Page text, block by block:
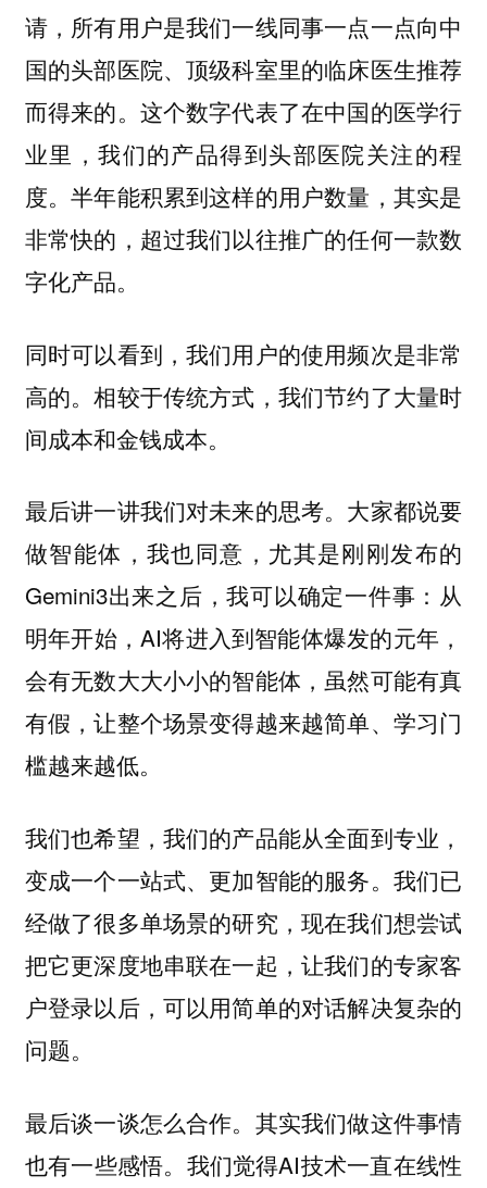
请，所有用户是我们一线同事一点一点向中
国的头部医院、顶级科室里的临床医生推荐
而得来的。这个数字代表了在中国的医学行
业里，我们的产品得到头部医院关注的程
度。半年能积累到这样的用户数量，其实是
非常快的，超过我们以往推广的任何一款数
字化产品。
同时可以看到，我们用户的使用频次是非常
高的。相较于传统方式，我们节约了大量时
间成本和金钱成本。
最后讲一讲我们对未来的思考。大家都说要
做智能体，我也同意，尤其是刚刚发布的
Gemini3出来之后，我可以确定一件事：从
明年开始，AI将进入到智能体爆发的元年，
会有无数大大小小的智能体，虽然可能有真
有假，让整个场景变得越来越简单、学习门
槛越来越低。
我们也希望，我们的产品能从全面到专业，
变成一个一站式、更加智能的服务。我们已
经做了很多单场景的研究，现在我们想尝试
把它更深度地串联在一起，让我们的专家客
户登录以后，可以用简单的对话解决复杂的
问题。
最后谈一谈怎么合作。其实我们做这件事情
也有一些感悟。我们觉得AI技术一直在线性